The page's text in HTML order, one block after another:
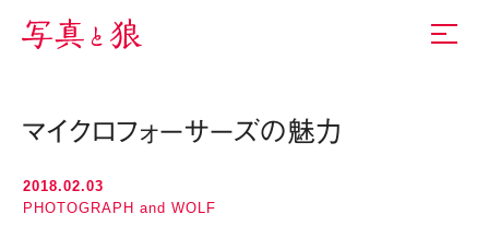
マイクロフォーサーズの魅力
2018.02.03
PHOTOGRAPH and WOLF